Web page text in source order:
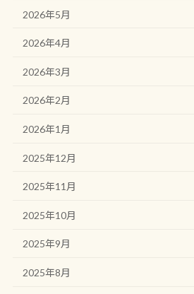
2026年5月
2026年4月
2026年3月
2026年2月
2026年1月
2025年12月
2025年11月
2025年10月
2025年9月
2025年8月